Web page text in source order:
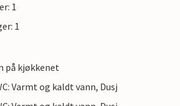
1
1
på kjøkkenet
Varmt og kaldt vann, Dusj